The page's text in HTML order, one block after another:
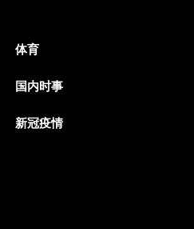
体育
国内时事
新冠疫情